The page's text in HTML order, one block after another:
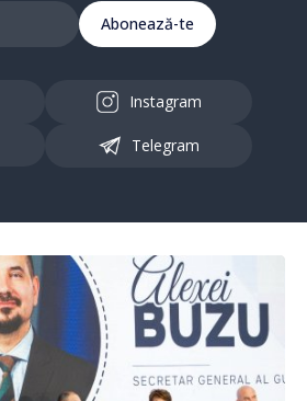
Abonează-te
Instagram
Telegram